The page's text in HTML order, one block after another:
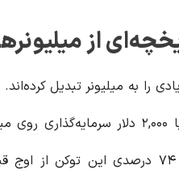
از
را به میلیونر تبدیل کرده‌اند.